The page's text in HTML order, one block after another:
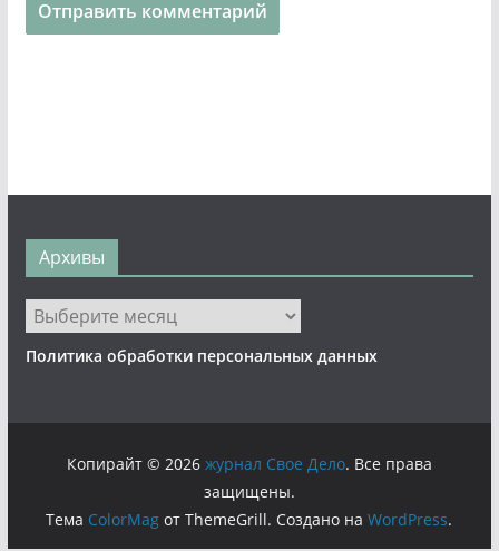
Архивы
Архивы
Политика обработки персональных данных
Копирайт © 2026 журнал Свое Дело. Все права
защищены.
Тема ColorMag от ThemeGrill. Создано наWordPress.